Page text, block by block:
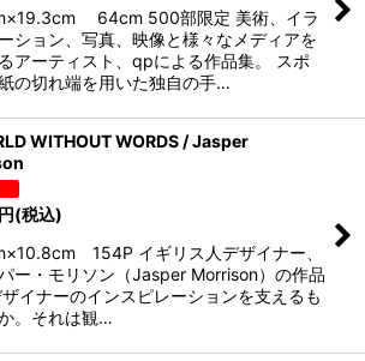
64cm 500部限定 美術、イラ
ション、写真、映像と様々なメディアを
アーティスト、qpによる作品集。 スポ
の切れ端を用いた独自の手…
WITHOUT WORDS / Jasper
円(税込)
154P イギリス人デザイナー、
ー・モリソン（Jasper Morrison）の作品
イナーのインスピレーションを支えるも
。それは観…